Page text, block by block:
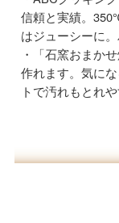
信頼と実績。
はジューシーに
「石窯おまか
作れます。気に
トで汚れもとれや